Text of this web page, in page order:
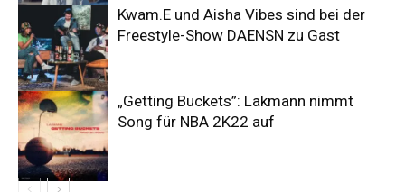
Kwam.E und Aisha Vibes sind bei der
Freestyle-Show DAENSN zu Gast
„Getting Buckets”: Lakmann nimmt
Song für NBA 2K22 auf